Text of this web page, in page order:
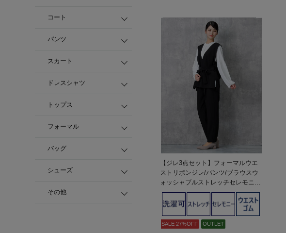
コート
パンツ
スカート
ドレスシャツ
トップス
フォーマル
バッグ
シューズ
その他
【ジレ3点セット】フォーマルウエ
ストリボンジレ/パンツ/ブラウスウ
ォッシャブルストレッチセレモニー
通年礼服【レディース】
SALE 27%OFF OUTLET